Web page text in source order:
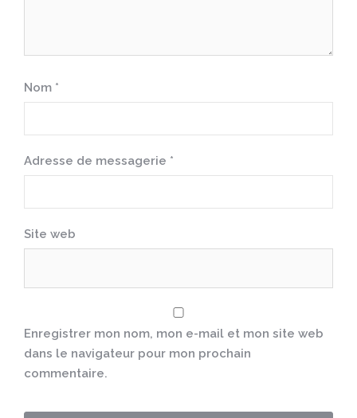
Nom *
Adresse de messagerie *
Site web
Enregistrer mon nom, mon e-mail et mon site web
dans le navigateur pour mon prochain
commentaire.